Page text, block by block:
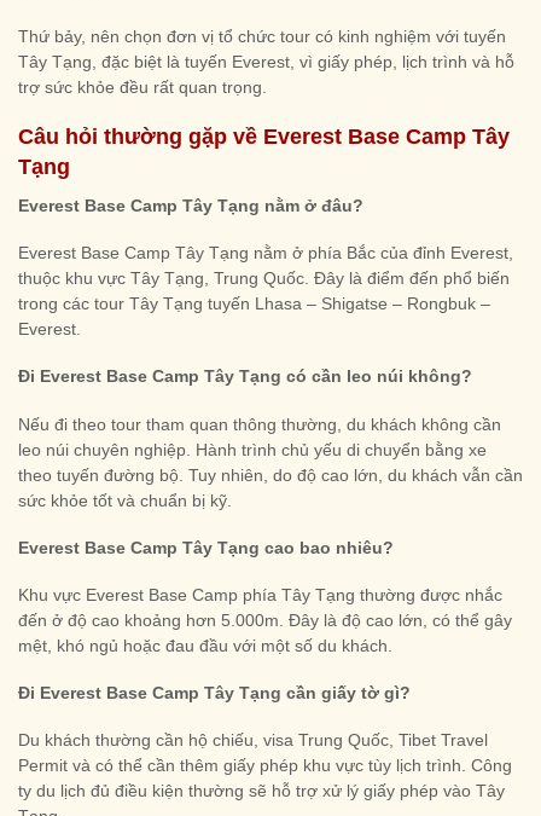
Thứ bảy, nên chọn đơn vị tổ chức tour có kinh nghiệm với tuyến
Tây Tạng, đặc biệt là tuyến Everest, vì giấy phép, lịch trình và hỗ
trợ sức khỏe đều rất quan trọng.
Câu hỏi thường gặp về Everest Base Camp Tây
Tạng
Everest Base Camp Tây Tạng nằm ở đâu?
Everest Base Camp Tây Tạng nằm ở phía Bắc của đỉnh Everest,
thuộc khu vực Tây Tạng, Trung Quốc. Đây là điểm đến phổ biến
trong các tour Tây Tạng tuyến Lhasa – Shigatse – Rongbuk –
Everest.
Đi Everest Base Camp Tây Tạng có cần leo núi không?
Nếu đi theo tour tham quan thông thường, du khách không cần
leo núi chuyên nghiệp. Hành trình chủ yếu di chuyển bằng xe
theo tuyến đường bộ. Tuy nhiên, do độ cao lớn, du khách vẫn cần
sức khỏe tốt và chuẩn bị kỹ.
Everest Base Camp Tây Tạng cao bao nhiêu?
Khu vực Everest Base Camp phía Tây Tạng thường được nhắc
đến ở độ cao khoảng hơn 5.000m. Đây là độ cao lớn, có thể gây
mệt, khó ngủ hoặc đau đầu với một số du khách.
Đi Everest Base Camp Tây Tạng cần giấy tờ gì?
Du khách thường cần hộ chiếu, visa Trung Quốc, Tibet Travel
Permit và có thể cần thêm giấy phép khu vực tùy lịch trình. Công
ty du lịch đủ điều kiện thường sẽ hỗ trợ xử lý giấy phép vào Tây